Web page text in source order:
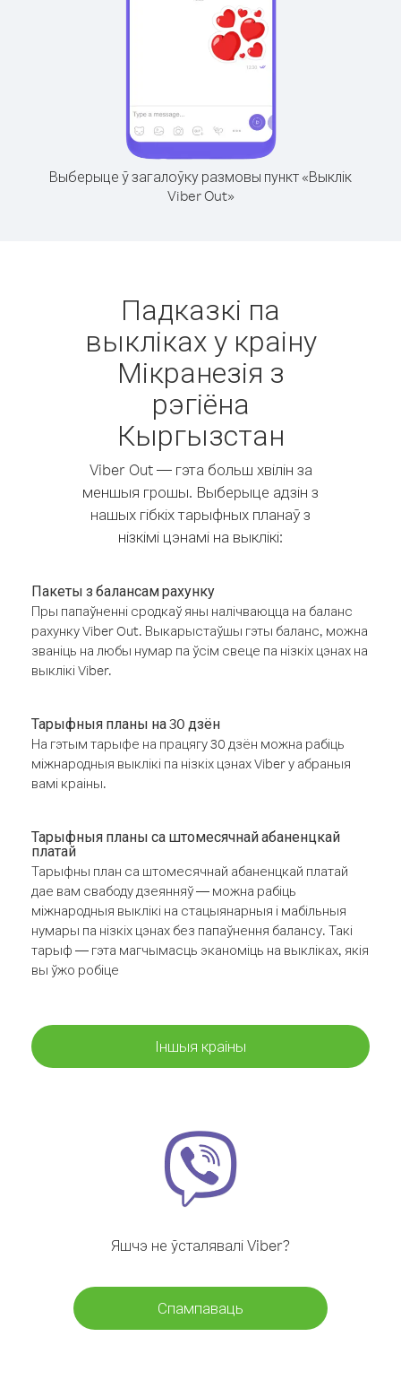
Выберыце ў загалоўку размовы пункт «Выклік
Viber Out»
Падказкі па
выкліках у краіну
Мікранезія з
рэгіёна
Кыргызстан
Viber Out — гэта больш хвілін за
меншыя грошы. Выберыце адзін з
нашых гібкіх тарыфных планаў з
нізкімі цэнамі на выклікі:
Пакеты з балансам рахунку
Пры папаўненні сродкаў яны налічваюцца на баланс
рахунку Viber Out. Выкарыстаўшы гэты баланс, можна
званіць на любы нумар па ўсім свеце па нізкіх цэнах на
выклікі Viber.
Тарыфныя планы на 30 дзён
На гэтым тарыфе на працягу 30 дзён можна рабіць
міжнародныя выклікі па нізкіх цэнах Viber у абраныя
вамі краіны.
Тарыфныя планы са штомесячнай абаненцкай
платай
Тарыфны план са штомесячнай абаненцкай платай
дае вам свабоду дзеянняў — можна рабіць
міжнародныя выклікі на стацыянарныя і мабільныя
нумары па нізкіх цэнах без папаўнення балансу. Такі
тарыф — гэта магчымасць эканоміць на выкліках, якія
вы ўжо робіце
Іншыя краіны
Яшчэ не ўсталявалі Viber?
Спампаваць